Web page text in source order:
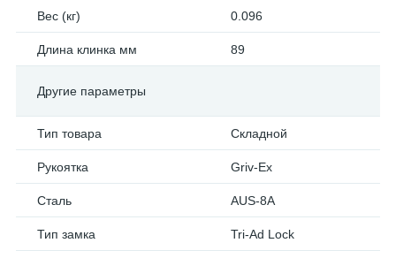
Вес (кг) 0.096
Длина клинка мм 89
Другие параметры
Тип товара Складной
Рукоятка Griv-Ex
Сталь AUS-8A
Тип замка Tri-Ad Lock